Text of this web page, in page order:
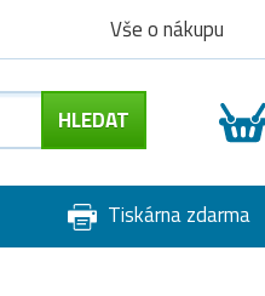
Vše o nákupu
Tiskárna zdarma